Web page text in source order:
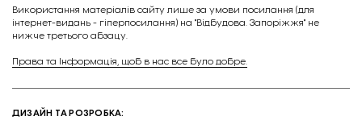
Викориcтання матеріалів сайту лише за умови посилання (для
інтернет-видань - гіперпосилання) на "Відбудова. Запоріжжя" не
нижче третього абзацу.
Права та Інформація, щоб в нас все було добре.
ДИЗАЙН ТА РОЗРОБКА: